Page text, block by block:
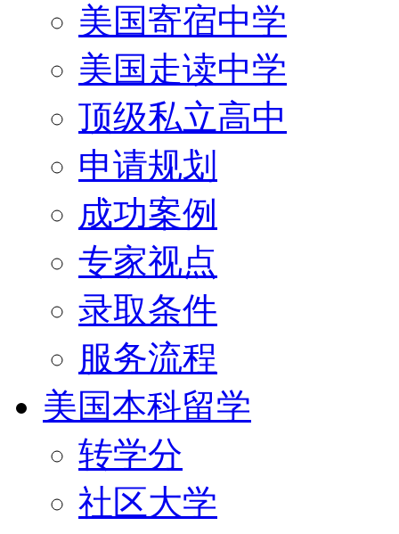
美国寄宿中学
美国走读中学
顶级私立高中
申请规划
成功案例
专家视点
录取条件
服务流程
美国本科留学
转学分
社区大学